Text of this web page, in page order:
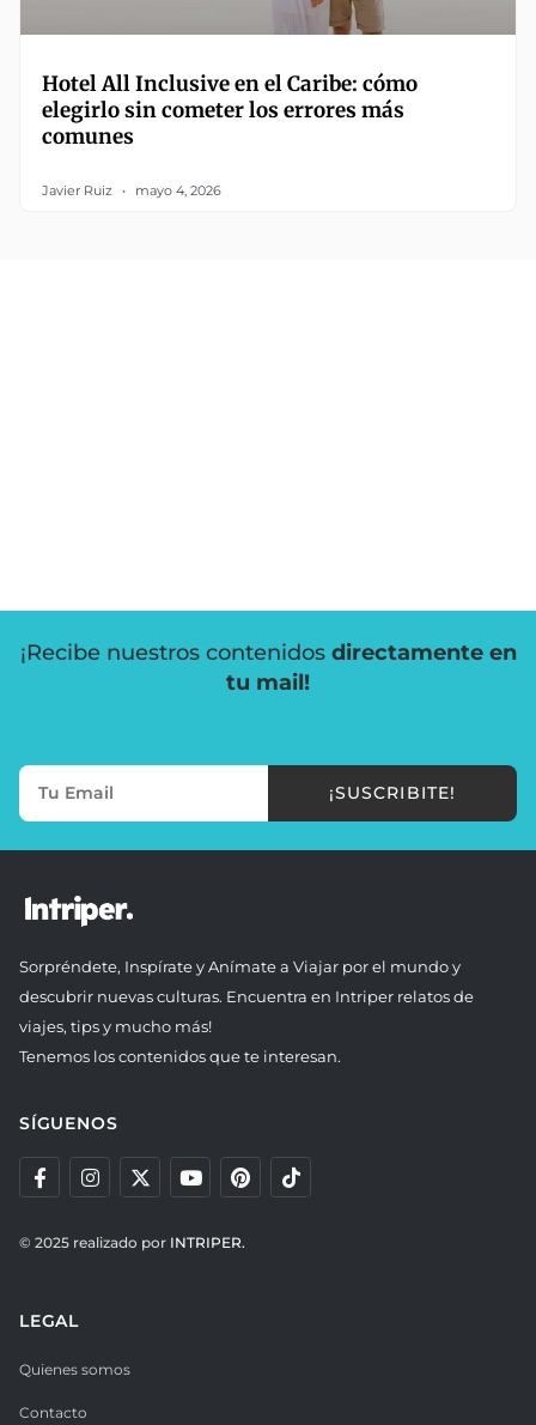
Hotel All Inclusive en el Caribe: cómo
elegirlo sin cometer los errores más
comunes
Javier Ruiz mayo 4, 2026
¡Recibe nuestros contenidos directamente en
tu mail!
¡SUSCRIBITE!
Sorpréndete, Inspírate y Anímate a Viajar por el mundo y
descubrir nuevas culturas. Encuentra en Intriper relatos de
viajes, tips y mucho más!
Tenemos los contenidos que te interesan.
SÍGUENOS
© 2025 realizado por INTRIPER.
LEGAL
Quienes somos
Contacto